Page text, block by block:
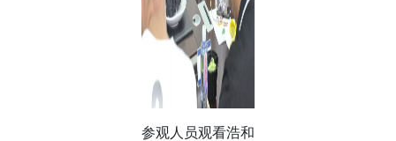
参观人员观看浩和